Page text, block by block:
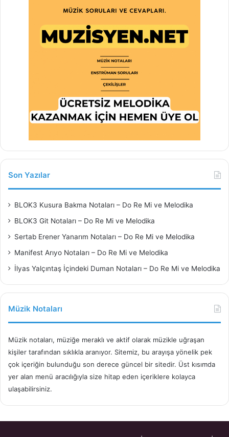
Son Yazılar
BLOK3 Kusura Bakma Notaları – Do Re Mi ve Melodika
BLOK3 Git Notaları – Do Re Mi ve Melodika
Sertab Erener Yanarım Notaları – Do Re Mi ve Melodika
Manifest Arıyo Notaları – Do Re Mi ve Melodika
İlyas Yalçıntaş İçindeki Duman Notaları – Do Re Mi ve Melodika
Müzik Notaları
Müzik notaları, müziğe meraklı ve aktif olarak müzikle uğraşan
kişiler tarafından sıklıkla aranıyor. Sitemiz, bu arayışa yönelik pek
çok içeriğin bulunduğu son derece güncel bir sitedir. Üst kısımda
yer alan menü aracılığıyla size hitap eden içeriklere kolayca
ulaşabilirsiniz.